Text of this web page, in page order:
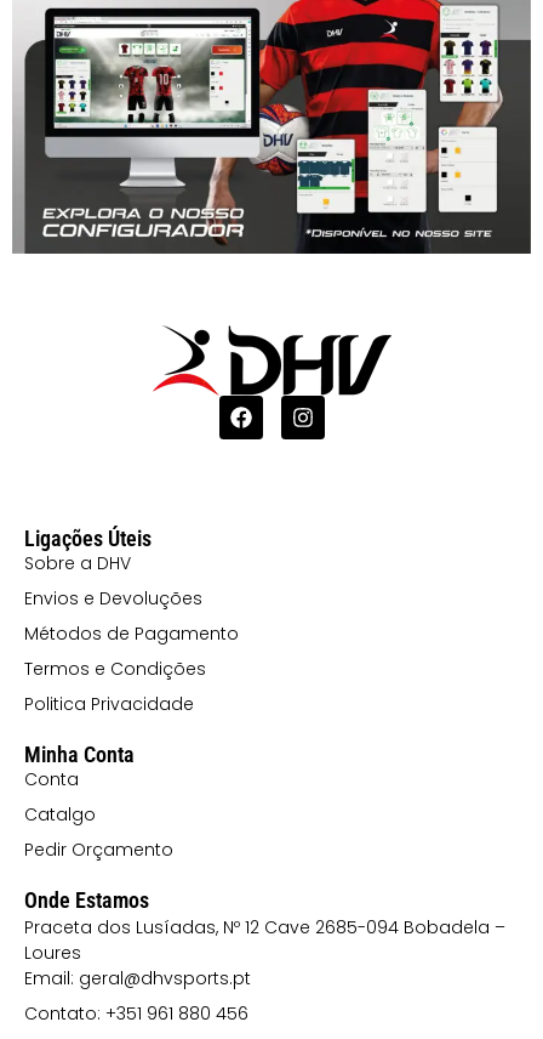
Ligações Úteis
Sobre a DHV
Envios e Devoluções
Métodos de Pagamento
Termos e Condições
Politica Privacidade
Minha Conta
Conta
Catalgo
Pedir Orçamento
Onde Estamos
Praceta dos Lusíadas, Nº 12 Cave 2685-094 Bobadela –
Loures
Email: geral@dhvsports.pt
Contato: +351 961 880 456